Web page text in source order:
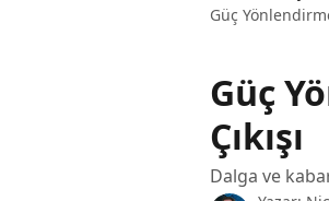
Güç
Güç
Çıkışı
Dalga ve